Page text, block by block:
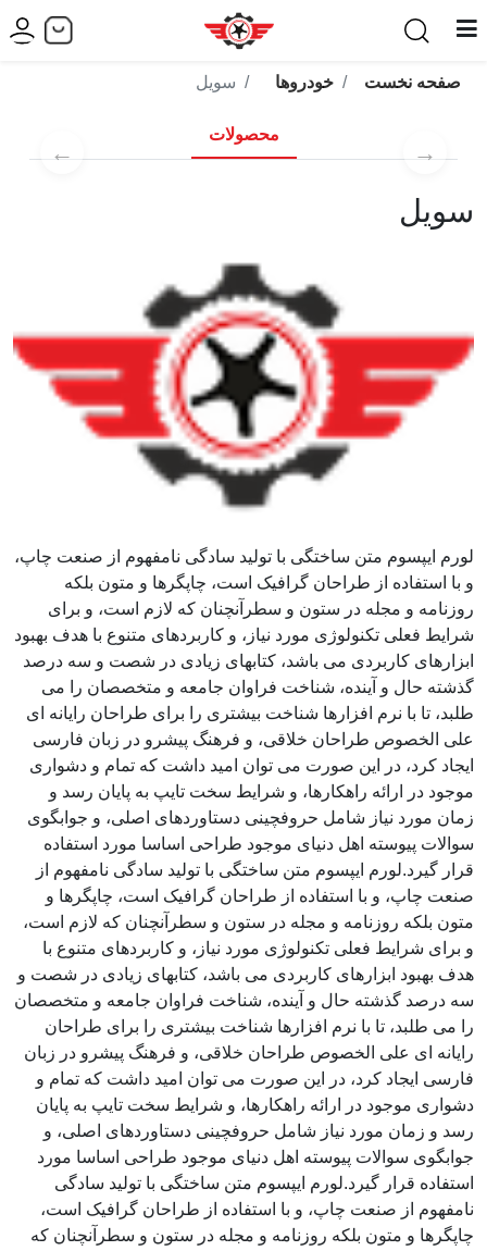
صفحه نخست خودروها سویل
محصولات
→
←
سویل
لورم ایپسوم متن ساختگی با تولید سادگی نامفهوم از صنعت چاپ،
و با استفاده از طراحان گرافیک است، چاپگرها و متون بلکه
روزنامه و مجله در ستون و سطرآنچنان که لازم است، و برای
شرایط فعلی تکنولوژی مورد نیاز، و کاربردهای متنوع با هدف بهبود
ابزارهای کاربردی می باشد، کتابهای زیادی در شصت و سه درصد
گذشته حال و آینده، شناخت فراوان جامعه و متخصصان را می
طلبد، تا با نرم افزارها شناخت بیشتری را برای طراحان رایانه ای
علی الخصوص طراحان خلاقی، و فرهنگ پیشرو در زبان فارسی
ایجاد کرد، در این صورت می توان امید داشت که تمام و دشواری
موجود در ارائه راهکارها، و شرایط سخت تایپ به پایان رسد و
زمان مورد نیاز شامل حروفچینی دستاوردهای اصلی، و جوابگوی
سوالات پیوسته اهل دنیای موجود طراحی اساسا مورد استفاده
قرار گیرد.لورم ایپسوم متن ساختگی با تولید سادگی نامفهوم از
صنعت چاپ، و با استفاده از طراحان گرافیک است، چاپگرها و
متون بلکه روزنامه و مجله در ستون و سطرآنچنان که لازم است،
و برای شرایط فعلی تکنولوژی مورد نیاز، و کاربردهای متنوع با
هدف بهبود ابزارهای کاربردی می باشد، کتابهای زیادی در شصت و
سه درصد گذشته حال و آینده، شناخت فراوان جامعه و متخصصان
را می طلبد، تا با نرم افزارها شناخت بیشتری را برای طراحان
رایانه ای علی الخصوص طراحان خلاقی، و فرهنگ پیشرو در زبان
فارسی ایجاد کرد، در این صورت می توان امید داشت که تمام و
دشواری موجود در ارائه راهکارها، و شرایط سخت تایپ به پایان
رسد و زمان مورد نیاز شامل حروفچینی دستاوردهای اصلی، و
جوابگوی سوالات پیوسته اهل دنیای موجود طراحی اساسا مورد
استفاده قرار گیرد.لورم ایپسوم متن ساختگی با تولید سادگی
نامفهوم از صنعت چاپ، و با استفاده از طراحان گرافیک است،
چاپگرها و متون بلکه روزنامه و مجله در ستون و سطرآنچنان که